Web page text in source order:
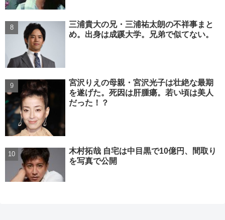
三浦貴大の兄・三浦祐太朗の不祥事まと
め。出身は成蹊大学。兄弟で似てない。
宮沢りえの母親・宮沢光子は壮絶な最期
を遂げた。死因は肝腫瘍。若い頃は美人
だった！？
木村拓哉 自宅は中目黒で10億円、間取り
を写真で公開